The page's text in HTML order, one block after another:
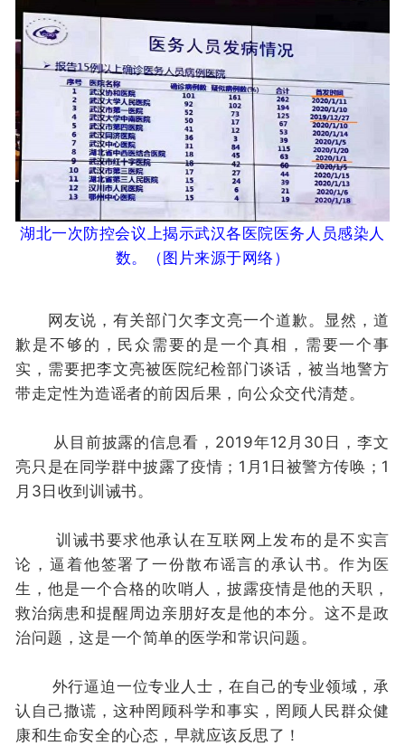
湖北一次防控会议上揭示武汉各医院医务人员感染人
数。
（图片来源于网络）
网友说，有关部门欠李文亮一个道歉。显然，道
歉是不够的，民众需要的是一个真相，需要一个事
实，需要把李文亮被医院纪检部门谈话，被当地警方
带走定性为造谣者的前因后果，向公众交代清楚。
从目前披露的信息看，2019年12月30日，李文
亮只是在同学群中披露了疫情；1月1日被警方传唤；1
月3日收到训诫书。
训诫书要求他承认在互联网上发布的是不实言
论，逼着他签署了一份散布谣言的承认书。作为医
生，他是一个合格的吹哨人，披露疫情是他的天职，
救治病患和提醒周边亲朋好友是他的本分。这不是政
治问题，这是一个简单的医学和常识问题。
外行逼迫一位专业人士，在自己的专业领域，承
认自己撒谎，这种罔顾科学和事实，罔顾人民群众健
康和生命安全的心态，早就应该反思了！